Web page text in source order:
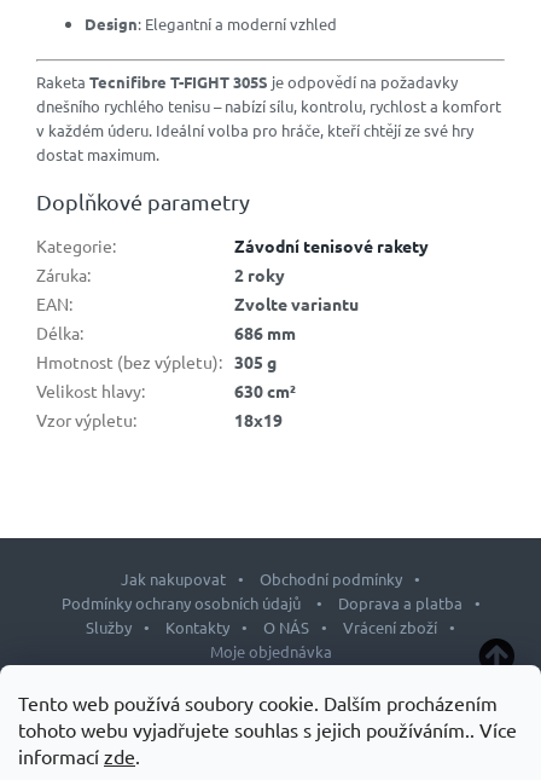
Tento web používá soubory cookie. Dalším procházením
tohoto webu vyjadřujete souhlas s jejich používáním.. Více
informací zde.
Design: Elegantní a moderní vzhled
Raketa Tecnifibre T-FIGHT 305S je odpovědí na požadavky
dnešního rychlého tenisu – nabízí sílu, kontrolu, rychlost a komfort
v každém úderu. Ideální volba pro hráče, kteří chtějí ze své hry
dostat maximum.
Doplňkové parametry
Kategorie:
Závodní tenisové rakety
Záruka:
2 roky
EAN:
Zvolte variantu
Délka:
686 mm
Hmotnost (bez výpletu): 305 g
Velikost hlavy:
630 cm²
Vzor výpletu: 18x19
Jak nakupovat
Obchodní podmínky
Podmínky ochrany osobních údajů
Doprava a platba
Služby
Kontakty O NÁS
Vrácení zboží
Moje objednávka